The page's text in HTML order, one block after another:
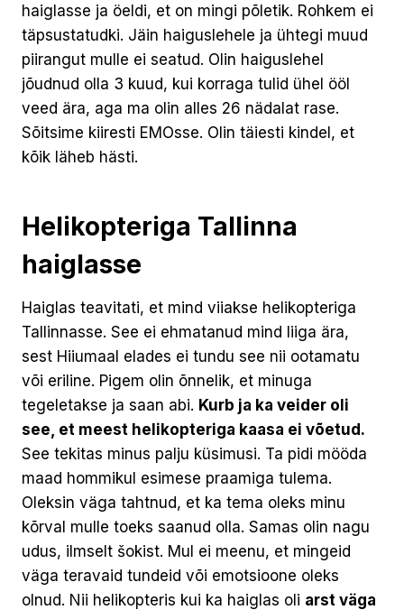
haiglasse ja öeldi, et on mingi põletik. Rohkem ei
täpsustatudki. Jäin haiguslehele ja ühtegi muud
piirangut mulle ei seatud. Olin haiguslehel
jõudnud olla 3 kuud, kui korraga tulid ühel ööl
veed ära, aga ma olin alles 26 nädalat rase.
Sõitsime kiiresti EMOsse. Olin täiesti kindel, et
kõik läheb hästi.
Helikopteriga Tallinna
haiglasse
Haiglas teavitati, et mind viiakse helikopteriga
Tallinnasse. See ei ehmatanud mind liiga ära,
sest Hiiumaal elades ei tundu see nii ootamatu
või eriline. Pigem olin õnnelik, et minuga
tegeletakse ja saan abi. Kurb ja ka veider oli
see, et meest helikopteriga kaasa ei võetud.
See tekitas minus palju küsimusi. Ta pidi mööda
maad hommikul esimese praamiga tulema.
Oleksin väga tahtnud, et ka tema oleks minu
kõrval mulle toeks saanud olla. Samas olin nagu
udus, ilmselt šokist. Mul ei meenu, et mingeid
väga teravaid tundeid või emotsioone oleks
olnud. Nii helikopteris kui ka haiglas oli arst väga